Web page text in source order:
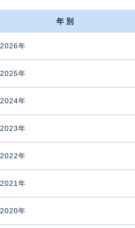
年別
2026年
2025年
2024年
2023年
2022年
2021年
2020年